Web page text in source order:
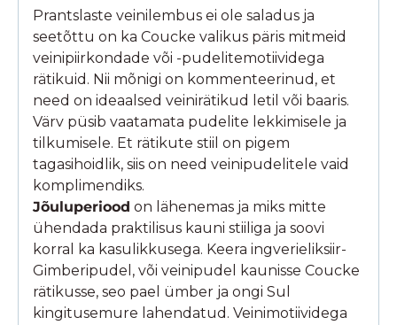
Prantslaste veinilembus ei ole saladus ja
seetõttu on ka Coucke valikus päris mitmeid
veinipiirkondade või -pudelitemotiividega
rätikuid. Nii mõnigi on kommenteerinud, et
need on ideaalsed veinirätikud letil või baaris.
Värv püsib vaatamata pudelite lekkimisele ja
tilkumisele. Et rätikute stiil on pigem
tagasihoidlik, siis on need veinipudelitele vaid
komplimendiks.
Jõuluperiood on lähenemas ja miks mitte
ühendada praktilisus kauni stiiliga ja soovi
korral ka kasulikkusega. Keera ingverieliksiir-
Gimberipudel, või veinipudel kaunisse Coucke
rätikusse, seo pael ümber ja ongi Sul
kingitusemure lahendatud. Veinimotiividega